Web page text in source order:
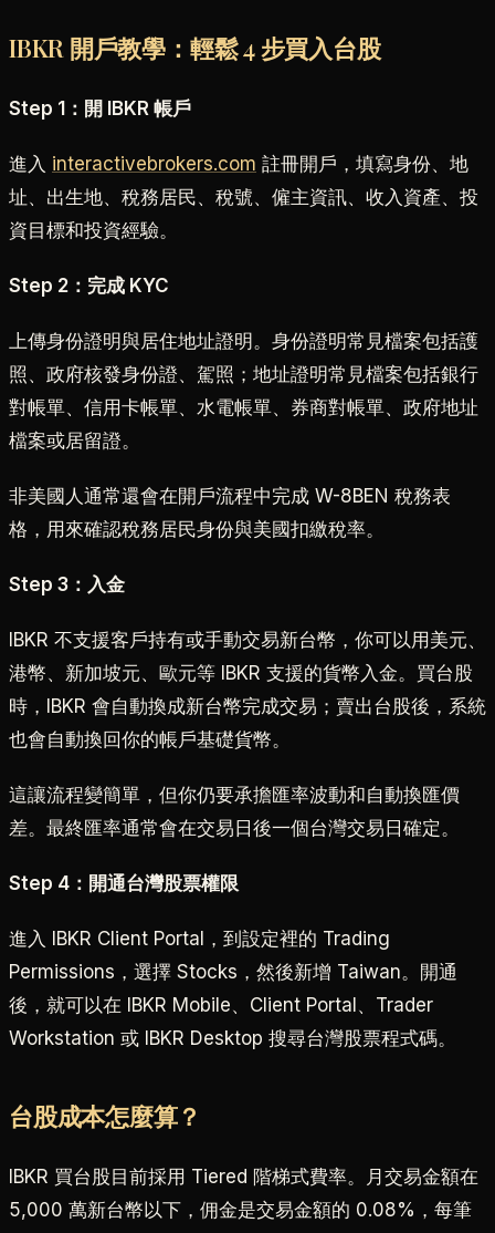
IBKR 開戶教學：輕鬆 4 步買入台股
Step 1：開 IBKR 帳戶
進入 interactivebrokers.com 註冊開戶，填寫身份、地
址、出生地、稅務居民、稅號、僱主資訊、收入資產、投
資目標和投資經驗。
Step 2：完成 KYC
上傳身份證明與居住地址證明。身份證明常見檔案包括護
照、政府核發身份證、駕照；地址證明常見檔案包括銀行
對帳單、信用卡帳單、水電帳單、券商對帳單、政府地址
檔案或居留證。
非美國人通常還會在開戶流程中完成 W-8BEN 稅務表
格，用來確認稅務居民身份與美國扣繳稅率。
Step 3：入金
IBKR 不支援客戶持有或手動交易新台幣，你可以用美元、
港幣、新加坡元、歐元等 IBKR 支援的貨幣入金。買台股
時，IBKR 會自動換成新台幣完成交易；賣出台股後，系統
也會自動換回你的帳戶基礎貨幣。
這讓流程變簡單，但你仍要承擔匯率波動和自動換匯價
差。最終匯率通常會在交易日後一個台灣交易日確定。
Step 4：開通台灣股票權限
進入 IBKR Client Portal，到設定裡的 Trading
Permissions，選擇 Stocks，然後新增 Taiwan。開通
後，就可以在 IBKR Mobile、Client Portal、Trader
Workstation 或 IBKR Desktop 搜尋台灣股票程式碼。
台股成本怎麼算？
IBKR 買台股目前採用 Tiered 階梯式費率。月交易金額在
5,000 萬新台幣以下，佣金是交易金額的 0.08%，每筆